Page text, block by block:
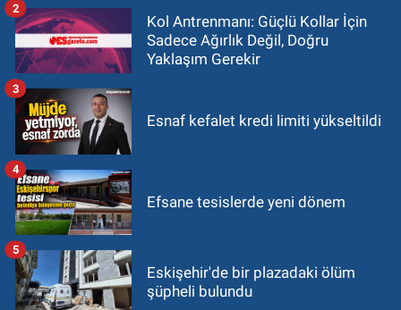
Kol Antrenmanı: Güçlü Kollar İçin
Sadece Ağırlık Değil, Doğru
Yaklaşım Gerekir
2
Esnaf kefalet kredi limiti yükseltildi
3
Efsane tesislerde yeni dönem
4
Eskişehir'de bir plazadaki ölüm
şüpheli bulundu
5